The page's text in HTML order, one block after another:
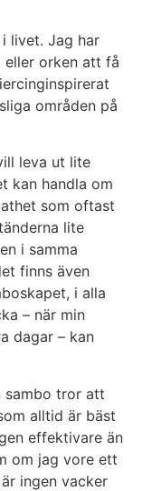
livet. Jag har
eller orken att få
områden på
leva ut lite
kan handla om
som oftast
lite
i samma
finns även
i alla
– när min
dagar – kan
sambo tror att
alltid är bäst
effektivare än
om jag vore ett
ingen vacker